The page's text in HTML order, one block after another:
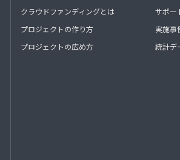
クラウドファンディングとは
プロジェクトの作り方
プロジェクトの広め方
サポー
実施事
統計デ